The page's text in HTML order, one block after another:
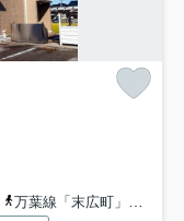
万葉線「末広町」駅 徒歩27分